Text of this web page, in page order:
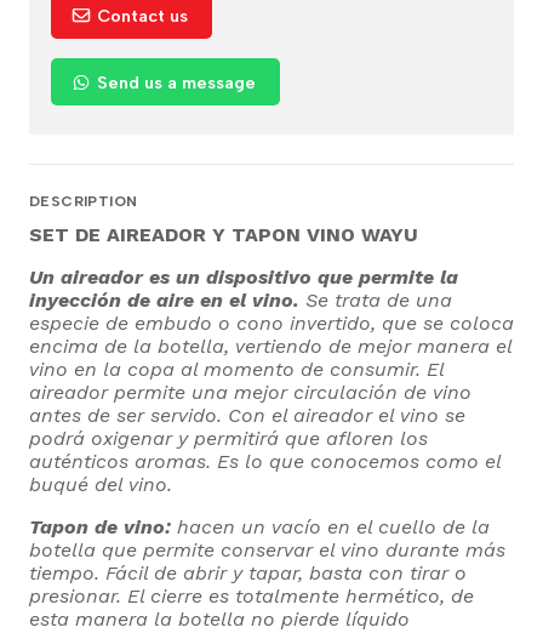
Contact us
Send us a message
DESCRIPTION
SET DE AIREADOR Y TAPON VINO WAYU
Un aireador es un dispositivo que permite la
inyección de aire en el vino. Se trata de una
especie de embudo o cono invertido, que se coloca
encima de la botella, vertiendo de mejor manera el
vino en la copa al momento de consumir. El
aireador permite una mejor circulación de vino
antes de ser servido. Con el aireador el vino se
podrá oxigenar y permitirá que afloren los
auténticos aromas. Es lo que conocemos como el
buqué del vino.
Tapon de vino: hacen un vacío en el cuello de la
botella que permite conservar el vino durante más
tiempo. Fácil de abrir y tapar, basta con tirar o
presionar. El cierre es totalmente hermético, de
esta manera la botella no pierde líquido